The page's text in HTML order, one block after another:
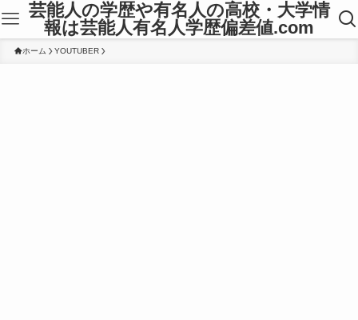
芸能人の学歴や有名人の高校・大学情
報は芸能人有名人学歴偏差値.com
ホーム YOUTUBER